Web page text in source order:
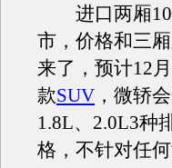
进口两厢10
市，价格和三
来了，预计12
款SUV ，微轿
1.8L、2.0L3种
格，不针对任